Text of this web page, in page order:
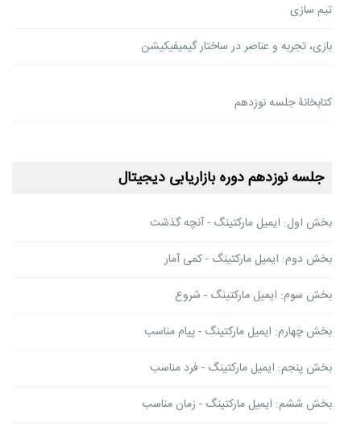
تیم سازی
بازی، تجربه و عناصر در ساختار گیمیفیکیشن
کتابخانۀ جلسه نوزدهم
جلسه نوزدهم دوره بازاریابی دیجیتال
بخش اول: ایمیل مارکتینگ - آنچه گذشت
بخش دوم: ایمیل مارکتینگ - کمی آمار
بخش سوم: ایمیل مارکتینگ - شروع
بخش چهارم: ایمیل مارکتینگ - پیام مناسب
بخش پنجم: ایمیل مارکتینگ - فرد مناسب
بخش ششم: ایمیل مارکتینگ - زمان مناسب